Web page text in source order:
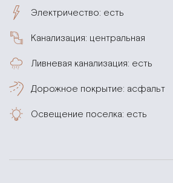
Электричество: есть
Канализация: центральная
Ливневая канализация: есть
Дорожное покрытие: асфальт
Освещение поселка: есть